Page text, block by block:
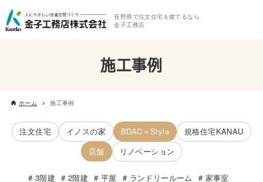
長野県で注文住宅を建てるなら
金子工務店
施工事例
ホーム 施工事例
注文住宅 イノスの家 BDAC＝Style
規格住宅KANAU
店舗
リノベーション
3階建 2階建 平屋 ランドリールーム
家事室